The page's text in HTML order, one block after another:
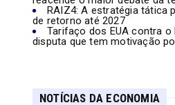
RAIZ4: A estratégia tática
de retorno até 2027
Tarifaço dos EUA contra o
disputa que tem motivação
NOTÍCIAS DA ECONOMIA